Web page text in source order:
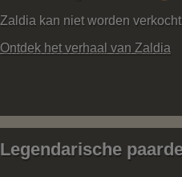
Zaldia kan niet worden
Ontdek het verhaal van Zaldia
Legendarische